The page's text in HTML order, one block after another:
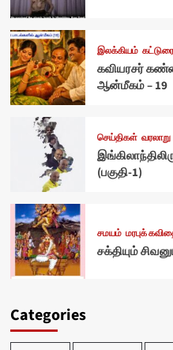
இலக்கியம்
கவியரசர்
ஆன்மீகம் – 19
செய்திகள் வரலாறு
(பகுதி-1)
சமயம் மரபுக்
சக்தியும்
Categories